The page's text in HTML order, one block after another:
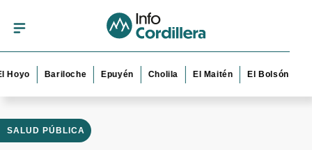
Bariloche Epuyén Cholila El Maitén El Bolsón Esquel
SALUD PÚBLICA